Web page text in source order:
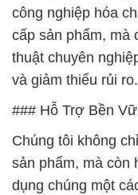
công nghiệp hóa
cấp sản phẩm, mà
thuật chuyên
và giảm thiểu rủi ro.
### Hỗ Trợ Bền
Chúng tôi không
sản phẩm, mà còn
dụng chúng một